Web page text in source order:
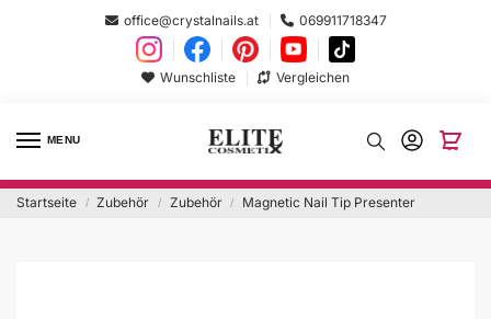
office@crystalnails.at 069911718347
Wunschliste Vergleichen
MENU
Startseite / Zubehör / Zubehör / Magnetic Nail Tip Presenter